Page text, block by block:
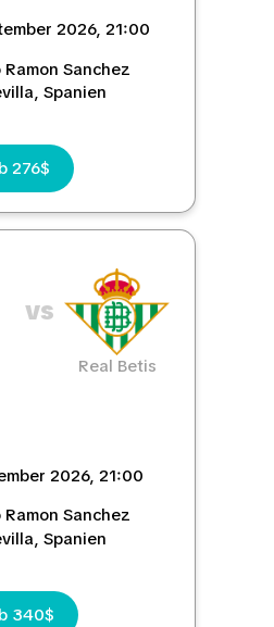
2026, 21:00
Sanchez
Spanien
276$
vs
Real Betis
2026, 21:00
Sanchez
Spanien
340$